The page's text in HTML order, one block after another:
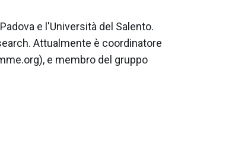
e l'Università del Salento.
Attualmente è coordinatore
e membro del gruppo